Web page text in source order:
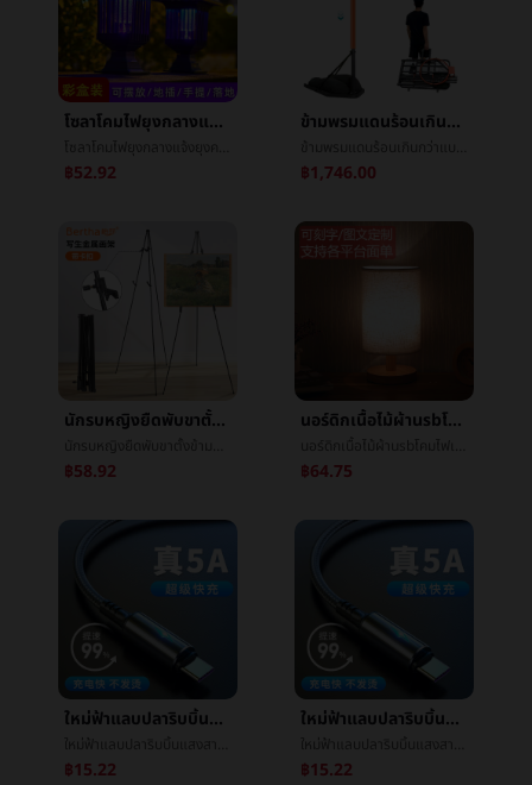
โซลาโคมไฟยุงกลางแจ้งยุงครัวเรือนกายภาพไฟฟ้าช็อตยากันยุงกลางแจ้งลานระเบียงประภาสโคมไฟยุง
฿52.92
ข้ามพรมแดนร้อนเกินกว่าแบบพกพายืนบาสเกตบอลผู้ใหญ่เด็กในร่มและกลางแจ้งสามารถโทรศัพท์มือถือลงเกมการอบรมบาสเกตบอลกรอบ
฿1,746.00
นักรบหญิงยืดพับขาตั้งข้ามพรมแดนใหม่โลหะขาตั้งขาตั้งขาตั้งร่างขาตั้งจอแสดงผล
฿58.92
นอร์ดิกเนื้อไม้ผ้าusbโคมไฟเครื่องประดับห้องนอนโคมไฟข้างเตียงศึกษาBBบ้านการควบคุมระยะไกลledเทียนจุดนอนหรือโคมสำหรับจุดนอนความคิดสร้างสรรค์
฿64.75
ใหม่ฟ้าแลบปลาริบบิ้นแสงสานบรรทัดข้อมูลเหมาะสมแอปเปิลแอนดรูtypec40Wหัวเว่ยโทรศัพท์การชาร์จไฟเส้น
฿15.22
ใหม่ฟ้าแลบปลาริบบิ้นแสงสานบรรทัดข้อมูลเหมาะสมแอปเปิลแอนดรูtypec40Wหัวเว่ยโทรศัพท์การชาร์จไฟเส้น
฿15.22